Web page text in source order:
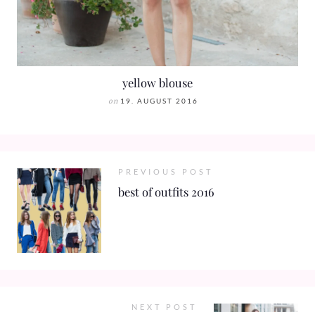
yellow blouse
on 19. AUGUST 2016
PREVIOUS POST
best of outfits 2016
NEXT POST